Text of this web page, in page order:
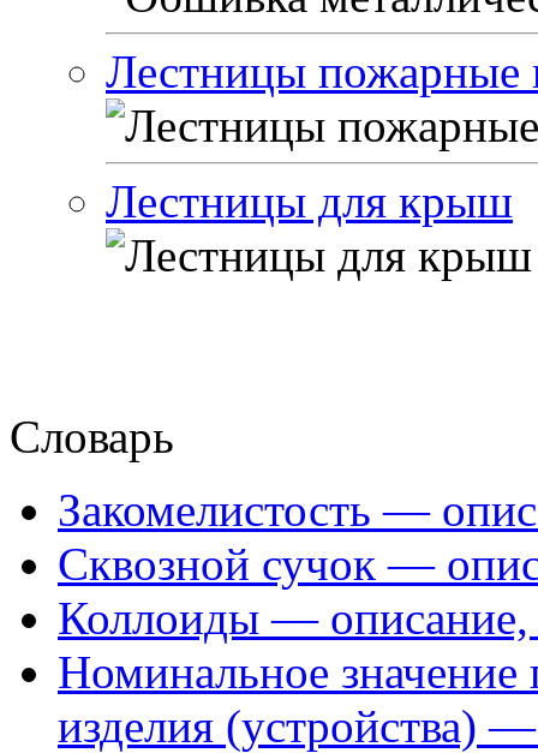
Лестницы пожарные
Лестницы для крыш
Словарь
Закомелистость —
Сквозной сучок —
Коллоиды — описание,
Номинальное значение
изделия (устройства)